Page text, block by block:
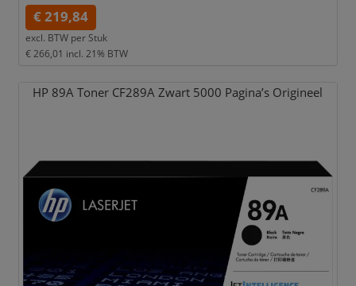
€ 219,84
excl. BTW per Stuk
€ 266,01 incl. 21% BTW
HP 89A Toner CF289A Zwart 5000 Pagina’s Origineel